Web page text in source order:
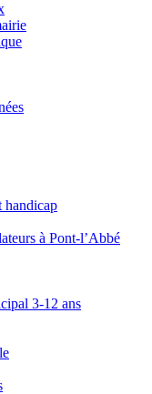
handicap
à Pont-l’Abbé
3-12 ans